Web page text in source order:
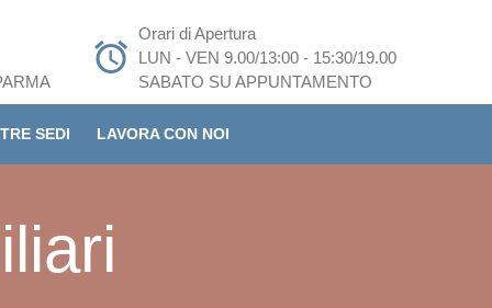
Orari di Apertura
LUN - VEN 9.00/13:00 - 15:30/19.00
SABATO SU APPUNTAMENTO
SEDI LAVORA CON NOI